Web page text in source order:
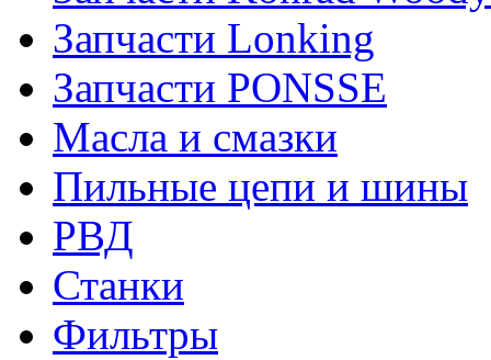
Запчасти Lonking
Запчасти PONSSE
Масла и смазки
Пильные цепи и шины
РВД
Станки
Фильтры